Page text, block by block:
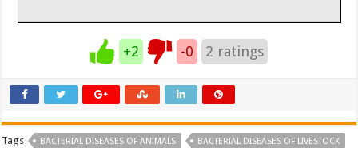
+2 -0 2 ratings
Tags BACTERIAL DISEASES OF ANIMALS
BACTERIAL DISEASES OF LIVESTOCK